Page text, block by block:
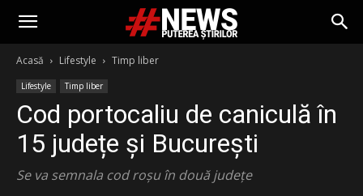
Acasă Lifestyle Timp liber
Lifestyle Timp liber
Cod portocaliu de caniculă în
15 județe și București
Se va semnala cod roșu în două județe